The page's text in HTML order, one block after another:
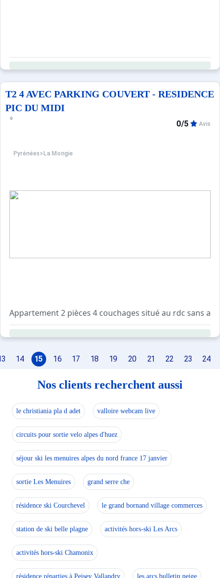
T2 4 AVEC PARKING COUVERT - RESIDENCE
PIC DU MIDI
Pyrénées> La Mongie
0/5 Avis
Appartement 2 pièces 4 couchages situé au rdc sans
Résidence au calme, située à 900m du centre de la
La résidence bénéficie d'une piscine collective
Dépôt de garantie : 260€ par empreinte CB. Taxe de
Prestations optionnelles à régler sur place et à
- CHAISE BEBE : 20 €.
Ce logement est diffusé par un professionnel. Sauf
Seuls les équipements mentionnés spécifiquement
14 15 16 17 18 19 20 21 22 23 24
Nos clients recherchent aussi
le christiania pla d adet valloire webcam live
circuits pour sortie velo alpes d'huez
séjour ski les menuires alpes du nord france 17 janvier
sortie Les Menuires grand serre che
résidence ski Courchevel le grand bornand village commerces
station de ski belle plagne activités hors-ski Les Arcs
activités hors-ski Chamonix
résidence réparties à Peisey Vallandry les arcs bulletin neige